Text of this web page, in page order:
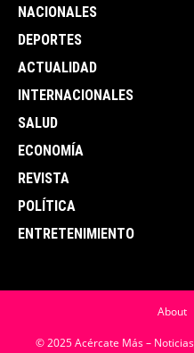
NACIONALES
DEPORTES
ACTUALIDAD
INTERNACIONALES
SALUD
ECONOMÍA
REVISTA
POLÍTICA
ENTRETENIMIENTO
About
© 2025 Acércate Más –